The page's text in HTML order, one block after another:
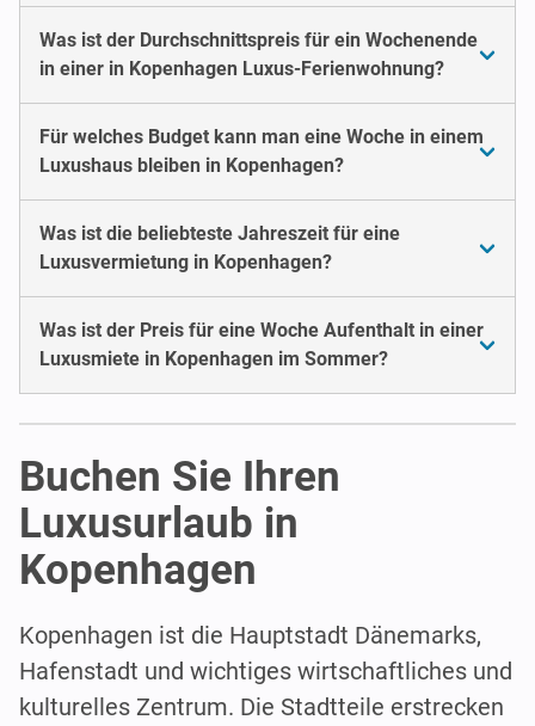
Was ist der Durchschnittspreis für ein Wochenende
in einer in Kopenhagen Luxus-Ferienwohnung?
Für welches Budget kann man eine Woche in einem
Luxushaus bleiben in Kopenhagen?
Was ist die beliebteste Jahreszeit für eine
Luxusvermietung in Kopenhagen?
Was ist der Preis für eine Woche Aufenthalt in einer
Luxusmiete in Kopenhagen im Sommer?
Buchen Sie Ihren
Luxusurlaub in
Kopenhagen
Kopenhagen ist die Hauptstadt Dänemarks,
Hafenstadt und wichtiges wirtschaftliches und
kulturelles Zentrum. Die Stadtteile erstrecken